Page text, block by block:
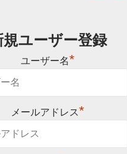
規ユーザー登録
ユーザー名*
メールアドレス*